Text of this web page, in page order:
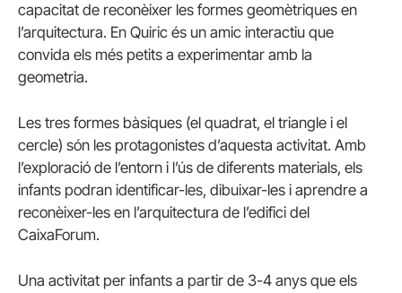
capacitat de reconèixer les formes geomètriques en
l’arquitectura. En Quiric és un amic interactiu que
convida els més petits a experimentar amb la
geometria.
Les tres formes bàsiques (el quadrat, el triangle i el
cercle) són les protagonistes d’aquesta activitat. Amb
l’exploració de l’entorn i l’ús de diferents materials, els
infants podran identificar-les, dibuixar-les i aprendre a
reconèixer-les en l’arquitectura de l’edifici del
CaixaForum.
Una activitat per infants a partir de 3-4 anys que els